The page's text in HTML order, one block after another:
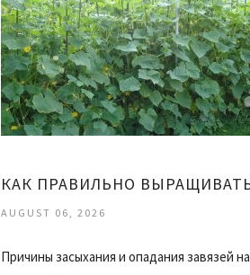
AUGUST 06, 2026
Причины засыхания и опадания завязей на